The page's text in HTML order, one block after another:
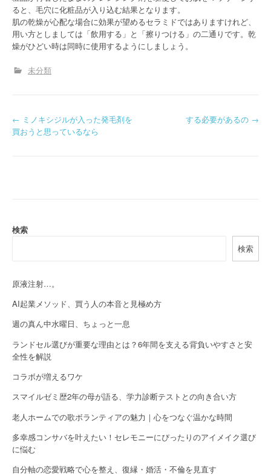
ると、毛穴に化粧品が入り込む結果となります。
肌の乾燥が心配な場合に効果が望めるセラミドではありますけれど、
用い方としましては「飲用する」と「擦りつける」の二通りです。乾
燥がひどい時は同時に使用するようにしましょう。
未分類
P
a
i
g
a
t
i
o
n
← ミノキシジルが入った発毛剤を
買おうと思っているなら
する必要があるの →
検索
検索
原液注射…。
AI起業メソッド、買う人の本音と見極め方
週の真ん中水曜日、ちょっと一息
ランドセル選びが重要な理由とは？6年間を支える背負いやすさと安
全性を解説
コラボが増えるワケ
スマイルゼミ歴2年の母が語る、学力診断テストとの向き合い方
老人ホームでの歌ボランティアの魅力｜心をつなぐ温かな時間
多幸感コンサバを叶えたい！セレモニーにぴったりのアイメイク選び
に悩む
自分軸の恋愛戦略で心を整え、復縁・婚活・不倫を見直す